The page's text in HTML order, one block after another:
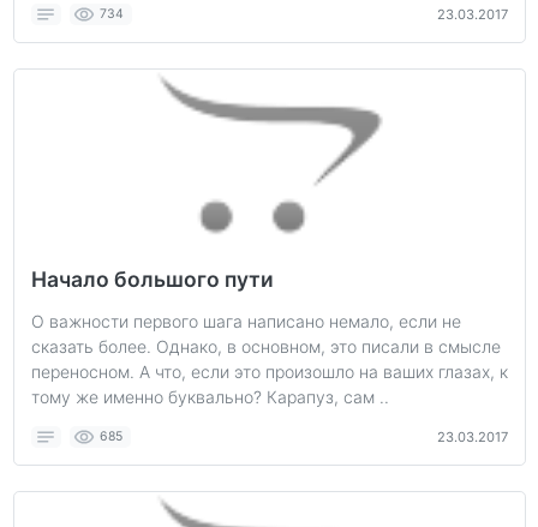
734 23.03.2017
Начало большого пути
О важности первого шага написано немало, если не
сказать более. Однако, в основном, это писали в смысле
переносном. А что, если это произошло на ваших глазах, к
тому же именно буквально? Карапуз, сам ..
685 23.03.2017